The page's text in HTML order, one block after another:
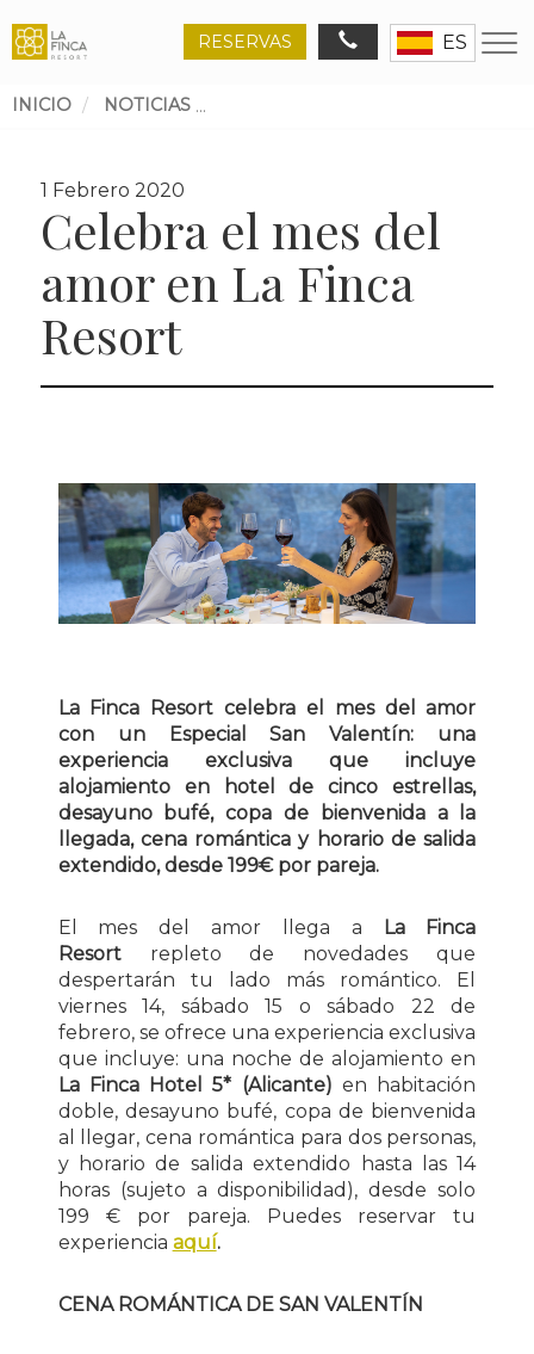
RESERVAS ES
de
navegación
INICIO NOTICIAS
1 Febrero 2020
Celebra el mes del
amor en La Finca
Resort
La Finca Resort celebra el mes del amor
con un Especial San Valentín: una
experiencia exclusiva que incluye
alojamiento en hotel de cinco estrellas,
desayuno bufé, copa de bienvenida a la
llegada, cena romántica y horario de salida
extendido, desde 199€ por pareja.
El mes del amor llega a
La Finca
Resortrepleto de novedades que
despertarán tu lado más romántico. El
viernes 14, sábado 15 o sábado 22 de
febrero, se ofrece una experiencia exclusiva
que incluye: una noche de alojamiento en
La Finca Hotel 5* (Alicante) en habitación
doble, desayuno bufé, copa de bienvenida
al llegar, cena romántica para dos personas,
y horario de salida extendido hasta las 14
horas (sujeto a disponibilidad), desde solo
199 € por pareja. Puedes reservar tu
experiencia aquí.
CENA ROMÁNTICA DE SAN VALENTÍN